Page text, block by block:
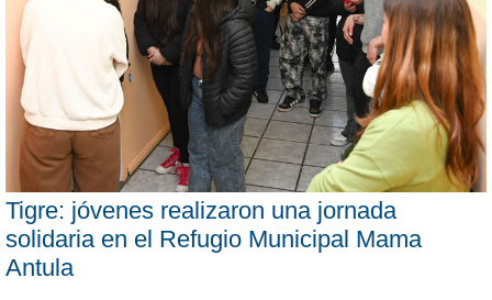
Tigre: jóvenes realizaron una jornada
solidaria en el Refugio Municipal Mama
Antula